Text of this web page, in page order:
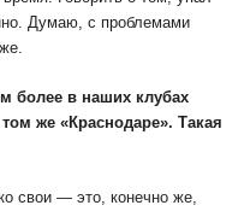
Думаю, с проблемами
более в наших клубах
же «Краснодаре». Такая
свои — это, конечно же,